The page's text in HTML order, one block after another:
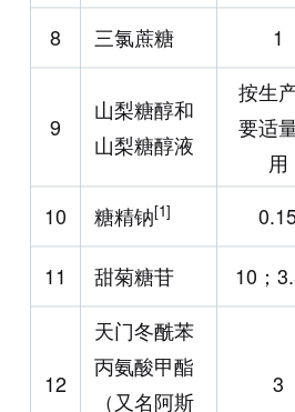
8 三氯蔗糖 1
9
山梨糖醇和
山梨糖醇液
按生
要适
用
10
糖精钠[1]
11 甜菊糖苷 10；
12
天门冬酰苯
丙氨酸甲酯
（又名阿斯
3